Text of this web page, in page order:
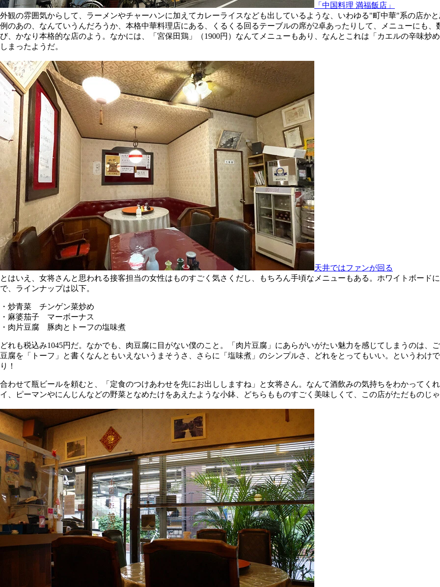
「中国料理 満福飯店」
外観の雰囲気からして、ラーメンやチャーハンに加えてカレーライスなども出しているような、いわゆる"町中華"系の店か
例のあの、なんていうんだろうか、本格中華料理店にある、くるくる回るテーブルの席が2卓あったりして、メニューにも
び、かなり本格的な店のよう。なかには、「宮保田鶏」（1900円）なんてメニューもあり、なんとこれは「カエルの辛味炒
しまったようだ。
天井ではファンが回る
とはいえ、女将さんと思われる接客担当の女性はものすごく気さくだし、もちろん手頃なメニューもある。ホワイトボード
で、ラインナップは以下。
・炒青菜 チンゲン菜炒め
・麻婆茄子 マーボーナス
・肉片豆腐 豚肉とトーフの塩味煮
どれも税込み1045円だ。なかでも、肉豆腐に目がない僕のこと。「肉片豆腐」にあらがいがたい魅力を感じてしまうのは、
豆腐を「トーフ」と書くなんともいえないうまそうさ、さらに「塩味煮」のシンプルさ、どれをとってもいい。というわけ
り！
合わせて瓶ビールを頼むと、「定食のつけあわせを先にお出ししますね」と女将さん。なんて酒飲みの気持ちをわかってく
イ、ピーマンやにんじんなどの野菜となめたけをあえたような小鉢、どちらもものすごく美味しくて、この店がただものじ